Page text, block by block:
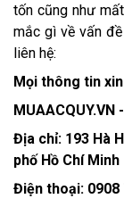
tốn cũng như
mắc gì về vấn
liên hệ:
Mọi thông tin
MUAACQUY.VN
Địa chỉ: 193 Hà
phố Hồ Chí Minh
Điện thoại: 0908